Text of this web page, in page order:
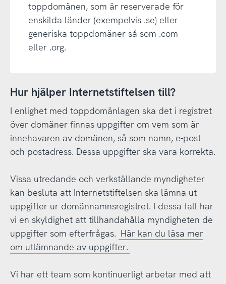
toppdomänen, som är reserverade för
enskilda länder (exempelvis .se) eller
generiska toppdomäner så som .com
eller .org.
Hur hjälper Internetstiftelsen till?
I enlighet med toppdomänlagen ska det i registret
över domäner finnas uppgifter om vem som är
innehavaren av domänen, så som namn, e-post
och postadress. Dessa uppgifter ska vara korrekta.
Vissa utredande och verkställande myndigheter
kan besluta att Internetstiftelsen ska lämna ut
uppgifter ur domännamnsregistret. I dessa fall har
vi en skyldighet att tillhandahålla myndigheten de
uppgifter som efterfrågas. Här kan du läsa mer
om utlämnande av uppgifter.
Vi har ett team som kontinuerligt arbetar med att